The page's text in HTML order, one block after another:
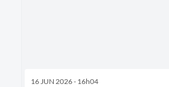
16 JUN 2026 - 16h04